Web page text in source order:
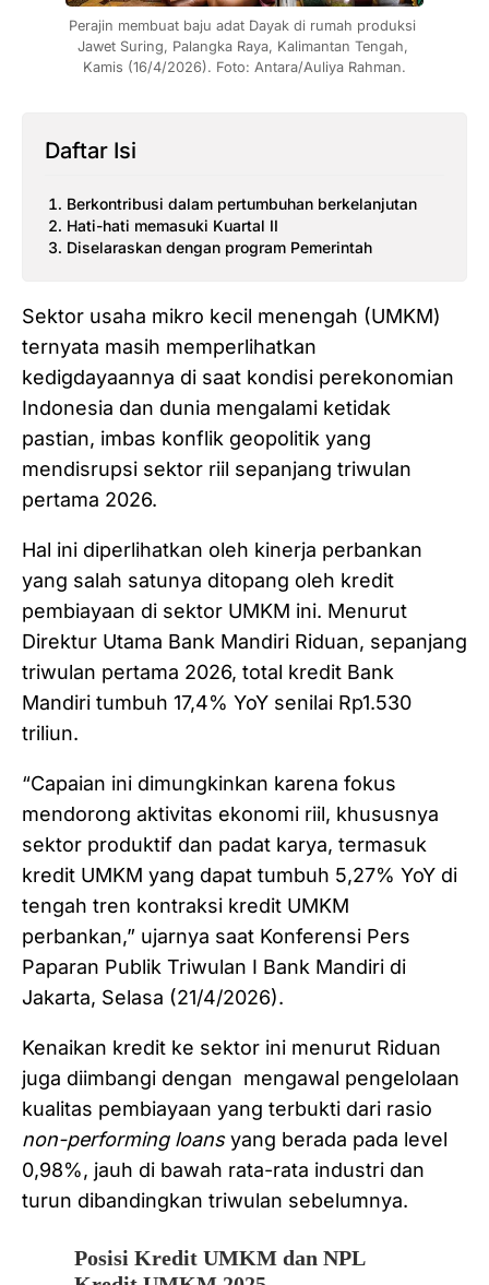
Perajin membuat baju adat Dayak di rumah produksi
Jawet Suring, Palangka Raya, Kalimantan Tengah,
Kamis (16/4/2026). Foto: Antara/Auliya Rahman.
Daftar Isi
Berkontribusi dalam pertumbuhan berkelanjutan
Hati-hati memasuki Kuartal II
Diselaraskan dengan program Pemerintah
Sektor usaha mikro kecil menengah (UMKM)
ternyata masih memperlihatkan
kedigdayaannya di saat kondisi perekonomian
Indonesia dan dunia mengalami ketidak
pastian, imbas konflik geopolitik yang
mendisrupsi sektor riil sepanjang triwulan
pertama 2026.
Hal ini diperlihatkan oleh kinerja perbankan
yang salah satunya ditopang oleh kredit
pembiayaan di sektor UMKM ini. Menurut
Direktur Utama Bank Mandiri Riduan, sepanjang
triwulan pertama 2026, total kredit Bank
Mandiri tumbuh 17,4% YoY senilai Rp1.530
triliun.
“Capaian ini dimungkinkan karena fokus
mendorong aktivitas ekonomi riil, khususnya
sektor produktif dan padat karya, termasuk
kredit UMKM yang dapat tumbuh 5,27% YoY di
tengah tren kontraksi kredit UMKM
perbankan,” ujarnya saat Konferensi Pers
Paparan Publik Triwulan I Bank Mandiri di
Jakarta, Selasa (21/4/2026).
Kenaikan kredit ke sektor ini menurut Riduan
juga diimbangi dengan mengawal pengelolaan
kualitas pembiayaan yang terbukti dari rasio
non-performing loansyang berada pada level
0,98%, jauh di bawah rata-rata industri dan
turun dibandingkan triwulan sebelumnya.